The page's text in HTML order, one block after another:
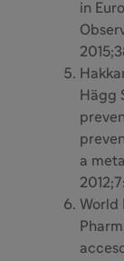
in
Hägg
a
World